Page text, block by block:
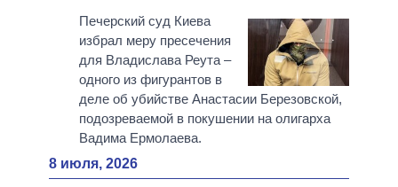
Печерский суд Киева
избрал меру пресечения
для Владислава Реута –
одного из фигурантов в
деле об убийстве Анастасии Березовской,
подозреваемой в покушении на олигарха
Вадима Ермолаева.
8 июля, 2026